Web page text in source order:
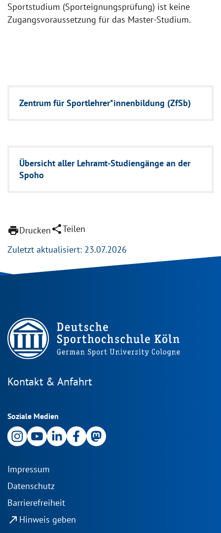
Sportstudium (Sporteignungsprüfung) ist keine
Zugangsvoraussetzung für das Master-Studium.
Zentrum für Sportlehrer*innenbildung (ZfSb)
Übersicht aller Lehramt-Studiengänge an der
Spoho
printDruckenshareTeilen
Zuletzt aktualisiert: 23.07.2026
Kontakt & Anfahrt
Soziale Medien
Impressum
Datenschutz
Barrierefreiheit
north_east Hinweis geben